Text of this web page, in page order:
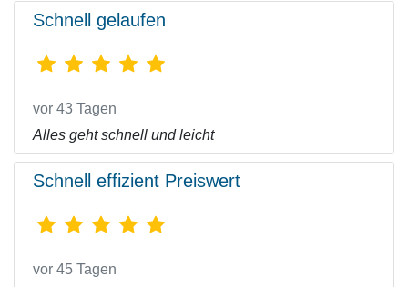
Schnell gelaufen
vor 43 Tagen
Alles geht schnell und leicht
Schnell effizient Preiswert
vor 45 Tagen